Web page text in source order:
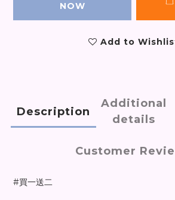
NOW
Add to
Description
Additional
details
Customer
#買一送二